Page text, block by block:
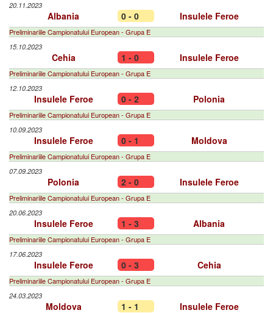
20.11.2023
Albania 0 - 0 Insulele Feroe
Preliminariile Campionatului European - Grupa E
15.10.2023
Cehia 1 - 0 Insulele Feroe
Preliminariile Campionatului European - Grupa E
12.10.2023
Insulele Feroe 0 - 2 Polonia
Preliminariile Campionatului European - Grupa E
10.09.2023
Insulele Feroe 0 - 1 Moldova
Preliminariile Campionatului European - Grupa E
07.09.2023
Polonia 2 - 0 Insulele Feroe
Preliminariile Campionatului European - Grupa E
20.06.2023
Insulele Feroe 1 - 3 Albania
Preliminariile Campionatului European - Grupa E
17.06.2023
Insulele Feroe 0 - 3 Cehia
Preliminariile Campionatului European - Grupa E
24.03.2023
Moldova 1 - 1 Insulele Feroe